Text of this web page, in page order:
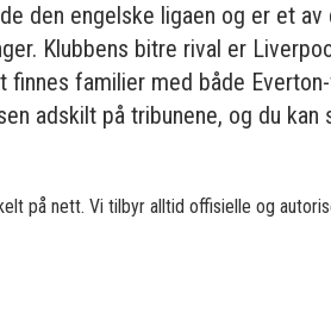
den engelske ligaen og er et
Klubbens bitre rival er
familier med både
adskilt på tribunene, og du
på nett. Vi tilbyr alltid offisielle og